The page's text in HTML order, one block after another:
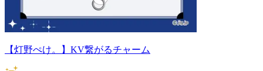
【灯野ぺけ。】KV繋がるチャーム